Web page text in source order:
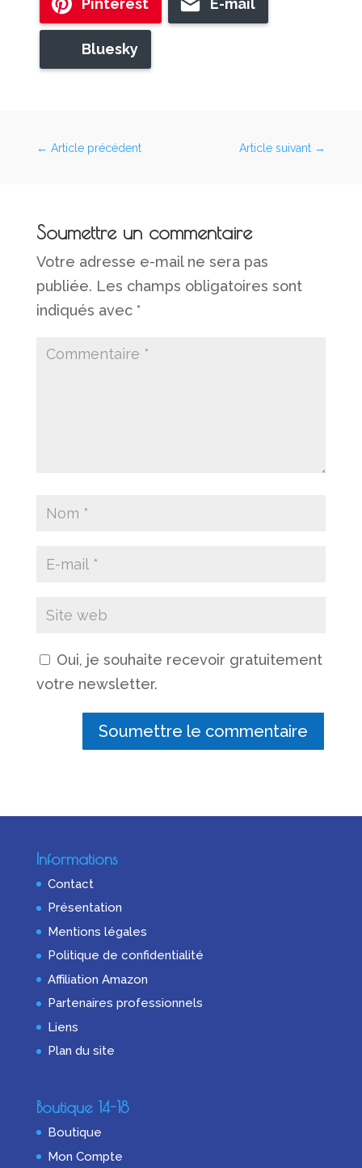
Pinterest E-mail
Bluesky
← Article précédent Article suivant →
Soumettre un commentaire
Votre adresse e-mail ne sera pas
publiée. Les champs obligatoires sont
indiqués avec *
Oui, je souhaite recevoir gratuitement
votre newsletter.
Soumettre le commentaire
Informations
Contact
Présentation
Mentions légales
Politique de confidentialité
Affiliation Amazon
Partenaires professionnels
Liens
Plan du site
Boutique 14-18
Boutique
Mon Compte